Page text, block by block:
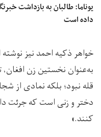
یوناما: طالبان به بازداشت
داده است
خواهر ذکیه احمد نیز
به‌عنوان نخستین زن
قله نبود؛ بلکه نمادی از
دختر و زنی است که جرئت
کنند.»